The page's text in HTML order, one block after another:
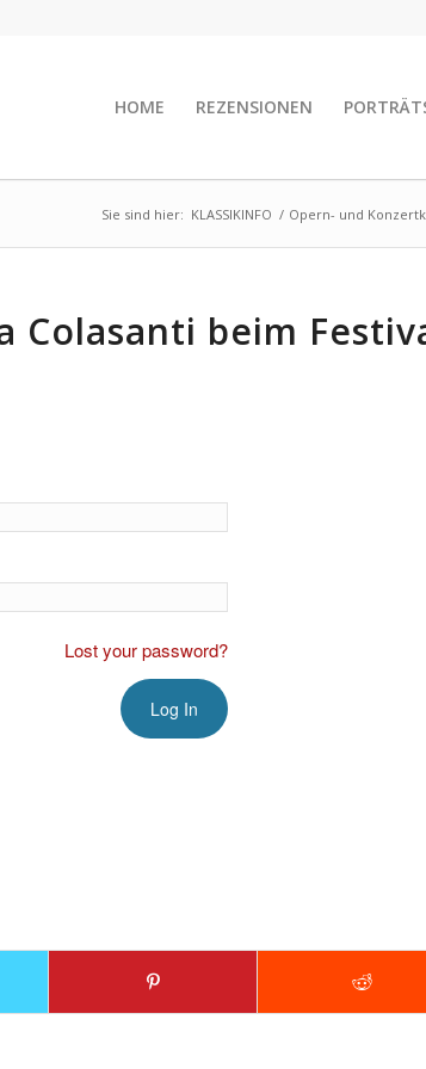
HOME REZENSIONEN
Sie sind hier: KLASSIKINFO / Opern- und
Colasanti beim
Lost your password?